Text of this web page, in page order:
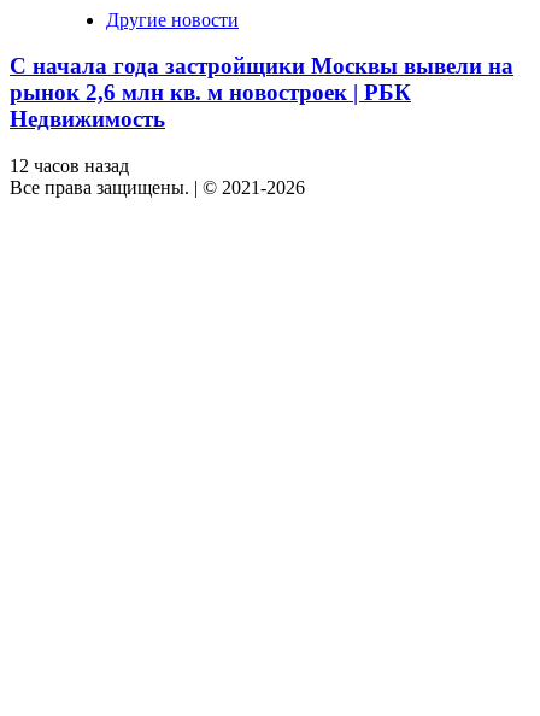
Другие новости
С начала года застройщики Москвы вывели на
рынок 2,6 млн кв. м новостроек | РБК
Недвижимость
12 часов назад
Все права защищены. | © 2021-2026